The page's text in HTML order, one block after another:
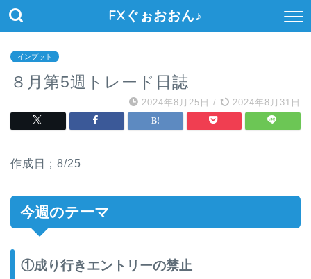
FXぐぉおおん♪
インプット
８月第5週トレード日誌
2024年8月25日 / 2024年8月31日
作成日；8/25
今週のテーマ
①成り行きエントリーの禁止